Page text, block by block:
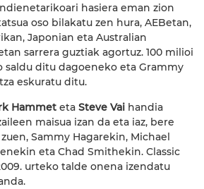
hasiera eman zion
oso bilakatu zen hura, AEBetan,
Japonian eta Australian
sarrera guztiak agortuz. 100 milioi
saldu ditu dagoeneko eta Grammy
eskuratu ditu.
Hammet eta Steve Vai handia
maisua izan da eta iaz, bere
Sammy Hagarekin, Michael
eta Chad Smithekin. Classic
urteko talde onena izendatu